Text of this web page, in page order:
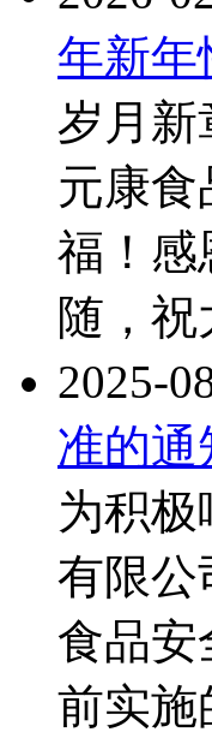
年新年
岁月新
元康
福！感
随，
2025-
准的通
为积
有限公
食品安
前实施